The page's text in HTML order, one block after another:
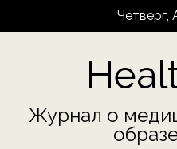
Четверг,
Журнал о